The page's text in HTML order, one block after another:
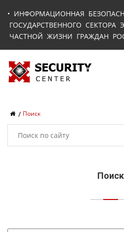
• ИНФОРМАЦИОННАЯ
ГОСУДАРСТВЕННОГО СЕКТОРА
ЧАСТНОЙ ЖИЗНИ ГРАЖДАН
Поиск
Поиск